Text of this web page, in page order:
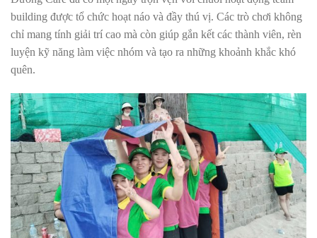
building được tổ chức hoạt náo và đầy thú vị. Các trò chơi không
chỉ mang tính giải trí cao mà còn giúp gắn kết các thành viên, rèn
luyện kỹ năng làm việc nhóm và tạo ra những khoảnh khắc khó
quên.